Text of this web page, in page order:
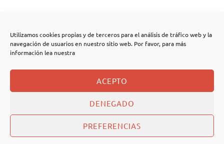
Utilizamos cookies propias y de terceros para el análisis de tráfico web y la
navegación de usuarios en nuestro sitio web. Por favor, para más
información lea nuestra
ACEPTO
DENEGADO
PREFERENCIAS